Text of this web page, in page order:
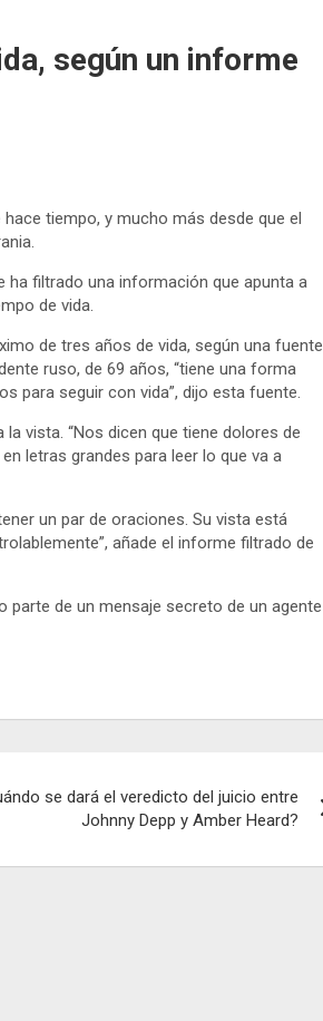
según un informe
tiempo, y mucho más desde que el
filtrado una información que apunta a
de vida.
de tres años de vida, según una fuente
ruso, de 69 años, “tiene una forma
para seguir con vida”, dijo esta fuente.
vista. “Nos dicen que tiene dolores de
letras grandes para leer lo que va a
un par de oraciones. Su vista está
añade el informe filtrado de
de un mensaje secreto de un agente
se dará el veredicto del juicio entre
Johnny Depp y Amber Heard?